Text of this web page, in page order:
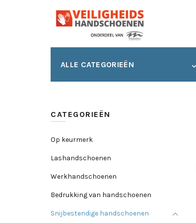
ALLE CATEGORIEËN
CATEGORIEËN
Op keurmerk
Lashandschoenen
Werkhandschoenen
Bedrukking van handschoenen
Snijbestendige handschoenen